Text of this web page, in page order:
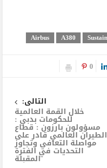
A380
Airbus
0
التالى:
خلال القمة العالمية
للحكومات بدبي :
مسؤولون بارزون : قطاع
الطيران العالمي قادر على
مواصلة التعافي وتجاوز
التحديات في الفترة
المقبلة